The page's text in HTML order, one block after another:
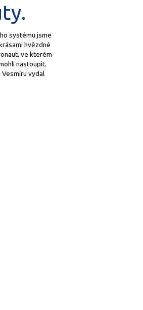
systému jsme
hvězdné
ve kterém
nastoupit.
Vesmíru vydal